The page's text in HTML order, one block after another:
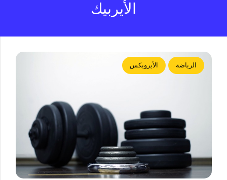
الأيربيك
الرياضة الأيروبكس